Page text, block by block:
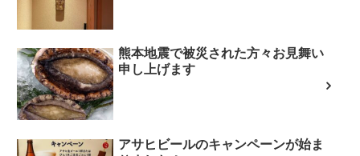
熊本地震で被災された方々お見舞い
申し上げます
アサヒビールのキャンペーンが始ま